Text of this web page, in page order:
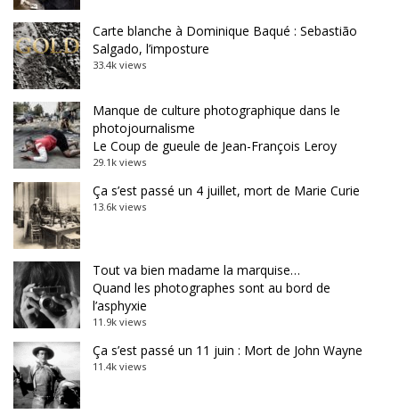
Carte blanche à Dominique Baqué : Sebastião
Salgado, l’imposture
33.4k views
Manque de culture photographique dans le
photojournalisme
Le Coup de gueule de Jean-François Leroy
29.1k views
Ça s’est passé un 4 juillet, mort de Marie Curie
13.6k views
Tout va bien madame la marquise…
Quand les photographes sont au bord de
l’asphyxie
11.9k views
Ça s’est passé un 11 juin : Mort de John Wayne
11.4k views